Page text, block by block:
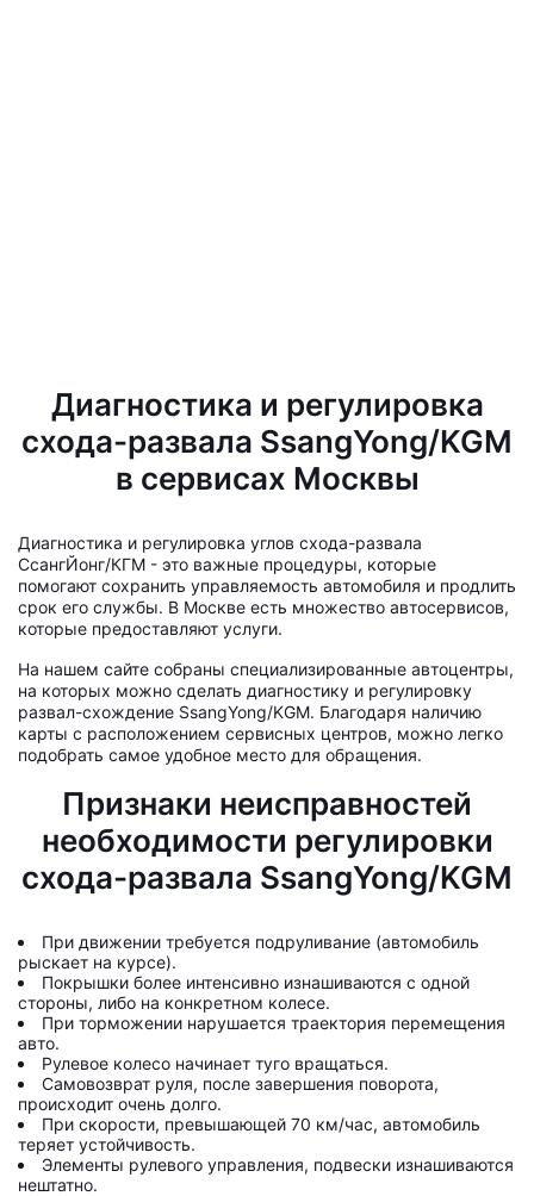
Диагностика и регулировка
схода-развала SsangYong/KGM
в сервисах Москвы
Диагностика и регулировка углов схода-развала
СсангЙонг/КГМ - это важные процедуры, которые
помогают сохранить управляемость автомобиля и продлить
срок его службы. В Москве есть множество автосервисов,
которые предоставляют услуги.
На нашем сайте собраны специализированные автоцентры,
на которых можно сделать диагностику и регулировку
развал-схождение SsangYong/KGM. Благодаря наличию
карты с расположением сервисных центров, можно легко
подобрать самое удобное место для обращения.
Признаки неисправностей
необходимости регулировки
схода-развала SsangYong/KGM
При движении требуется подруливание (автомобиль
рыскает на курсе).
Покрышки более интенсивно изнашиваются с одной
стороны, либо на конкретном колесе.
При торможении нарушается траектория перемещения
авто.
Рулевое колесо начинает туго вращаться.
Самовозврат руля, после завершения поворота,
происходит очень долго.
При скорости, превышающей 70 км/час, автомобиль
теряет устойчивость.
Элементы рулевого управления, подвески изнашиваются
нештатно.